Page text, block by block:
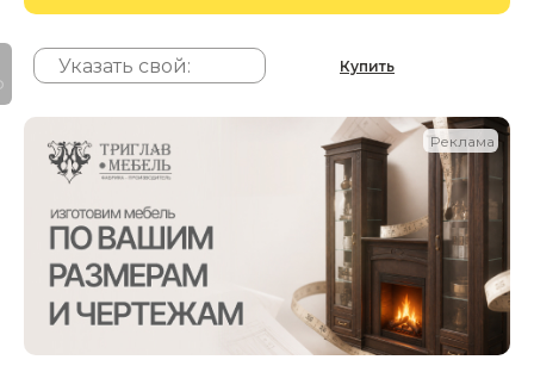
Купить
Реклама